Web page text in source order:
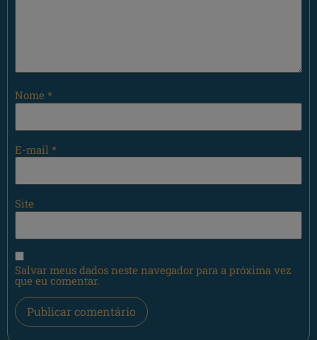
Nome *
E-mail *
Site
Salvar meus dados neste navegador para a próxima vez
que eu comentar.